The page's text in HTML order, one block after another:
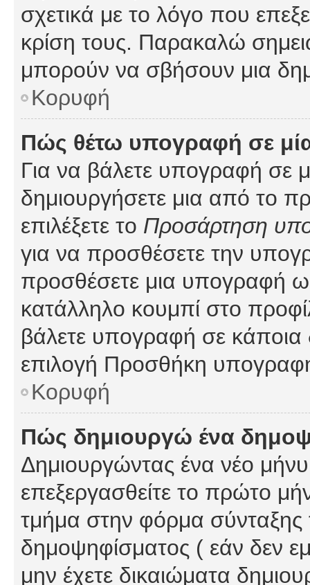
σχετικά με το λόγο που
κρίση τους. Παρακαλώ
μπορούν να σβήσουν μια
Κορυφή
Πώς θέτω υπογραφή σε
Για να βάλετε υπογραφή σε
δημιουργήσετε μια από το
επιλέξετε το Προσάρτηση
για να προσθέσετε την
προσθέσετε μια υπογραφή
κατάλληλο κουμπί στο
βάλετε υπογραφή σε κάποια
επιλογή Προσθήκη
Κορυφή
Πώς δημιουργώ ένα
Δημιουργώντας ένα νέο
επεξεργασθείτε το πρώτο
τμήμα στην φόρμα σύνταξης
δημοψηφίσματος ( εάν δεν
μην έχετε δικαιώματα